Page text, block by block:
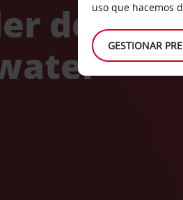
de uso que hacemos
GESTIONAR